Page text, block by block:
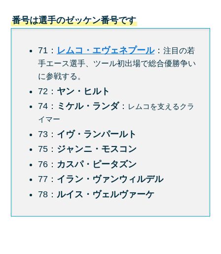
番号は選手のゼッケン番号です
71： レムコ・エヴェネプール：注目の若
手エース選手、ツール初出場で総合優勝争い
に参戦する。
72： ヤン・ヒルト
74： ミケル・ランダ： レムコを支えるクラ
イマー
73： イヴ・ランパールト
75： ジャンニ・モスコン
76： カスパ・ピータズン
77： イラン・ヴァンウィルデル
78： ルイス・ヴェルヴァーケ